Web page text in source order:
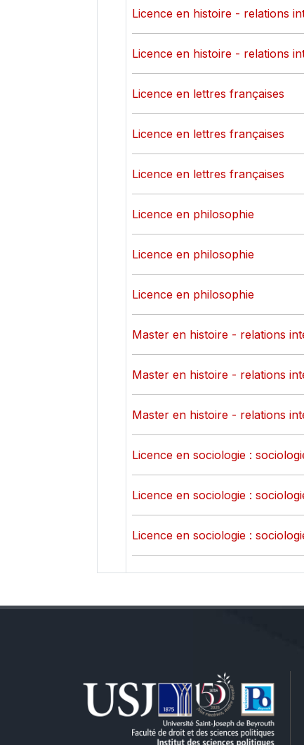
Licence en histoire - relations
Licence en histoire - relations
Licence en lettres françaises
Licence en lettres françaises
Licence en lettres françaises
Licence en philosophie
Licence en philosophie
Licence en philosophie
Master en histoire - relations
Master en histoire - relations
Master en histoire - relations
Licence en sociologie :
Licence en sociologie :
Licence en sociologie :